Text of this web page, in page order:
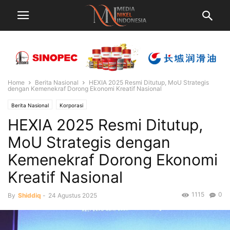
Home Berita Nasional
HEXIA 2025 Resmi Ditutup, MoU Strategis
dengan Kemenekraf Dorong Ekonomi Kreatif Nasional
Berita Nasional Korporasi
HEXIA 2025 Resmi Ditutup,
MoU Strategis dengan
Kemenekraf Dorong Ekonomi
Kreatif Nasional
By Shiddiq - 24 Agustus 2025 0
1115